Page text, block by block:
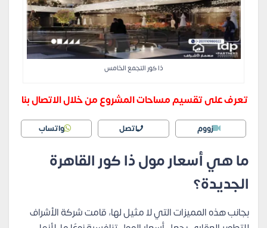
ذا كور التجمع الخامس
تعرف على تقسيم مساحات المشروع من خلال الاتصال بنا
زووم اتصل واتساب
ما هي أسعار مول ذا كور القاهرة
الجديدة؟
بجانب هذه المميزات التي لا مثيل لها، قامت شركة الأشراف